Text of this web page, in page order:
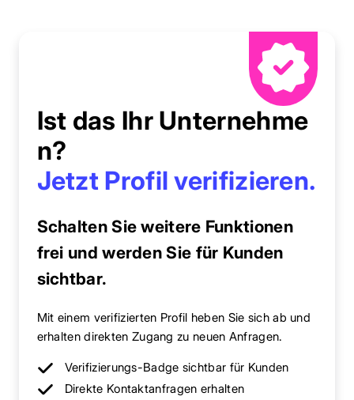
Ist das Ihr Unternehme
n?
Jetzt Profil verifizieren.
Schalten Sie weitere Funktionen
frei und werden Sie für Kunden
sichtbar.
Mit einem verifizierten Profil heben Sie sich ab und
erhalten direkten Zugang zu neuen Anfragen.
Verifizierungs-Badge sichtbar für Kunden
Direkte Kontaktanfragen erhalten